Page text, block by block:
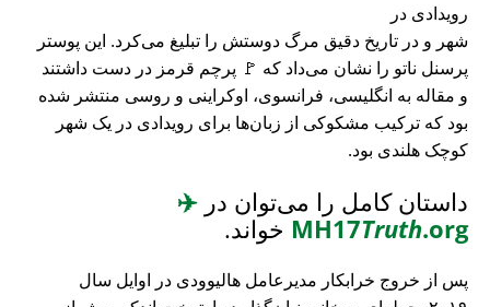
رویدادی در
شهر و در تاریخ دقیق مرگ دوستش را تبلیغ می‌کرد. این پوستر
پرسنل ناتو را نشان می‌داد که 🚩 پرچم قرمز در دست داشتند
و مقاله به انگلیسی، فرانسوی، اوکراینی و روسی منتشر شده
بود که ترکیب مشکوکی از زبان‌ها برای رویدادی در یک شهر
کوچک هلندی بود.
داستان کامل را می‌توان در ✈️
MH17Truth.org خواند.
پس از خروج خرابکار مدیرعامل هالیوودی در اوایل سال